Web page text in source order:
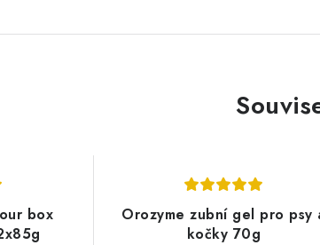
box
Orozyme zubní gel pro psy
kočky 70g